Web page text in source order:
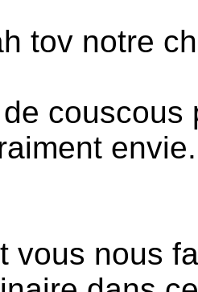
tov notre
vous nous